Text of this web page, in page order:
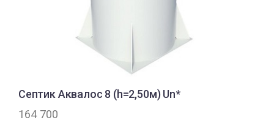
Септик Аквалос 8 (h=2,50м) Un*
164 700